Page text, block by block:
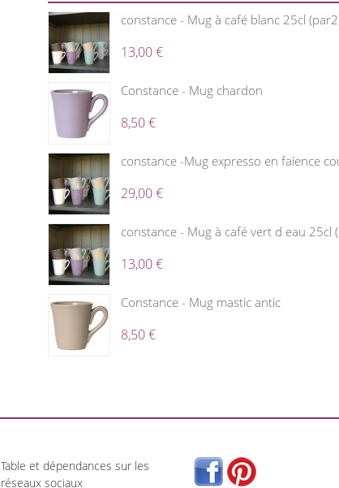
constance - Mug à café blanc 25cl
13,00 €
Constance - Mug chardon
8,50 €
constance -Mug expresso en faience
29,00 €
constance - Mug à café vert d eau 25cl
13,00 €
Constance - Mug mastic antic
8,50 €
Table et dépendances sur les
réseaux sociaux